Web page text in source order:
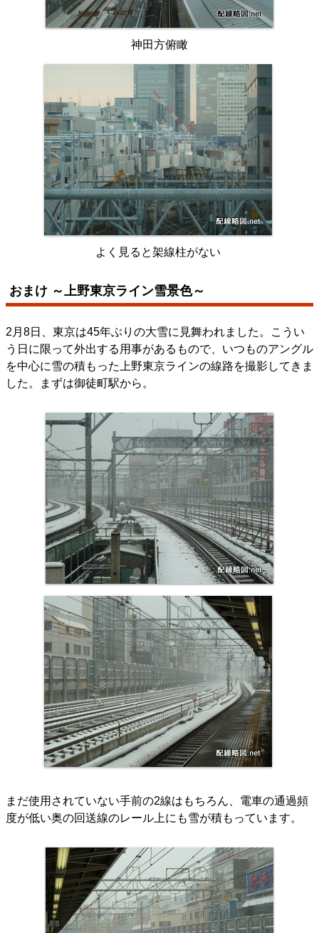
神田方俯瞰
よく見ると架線柱がない
おまけ ～上野東京ライン雪景色～
2月8日、東京は45年ぶりの大雪に見舞われました。こうい
う日に限って外出する用事があるもので、いつものアングル
を中心に雪の積もった上野東京ラインの線路を撮影してきま
した。まずは御徒町駅から。
まだ使用されていない手前の2線はもちろん、電車の通過頻
度が低い奥の回送線のレール上にも雪が積もっています。